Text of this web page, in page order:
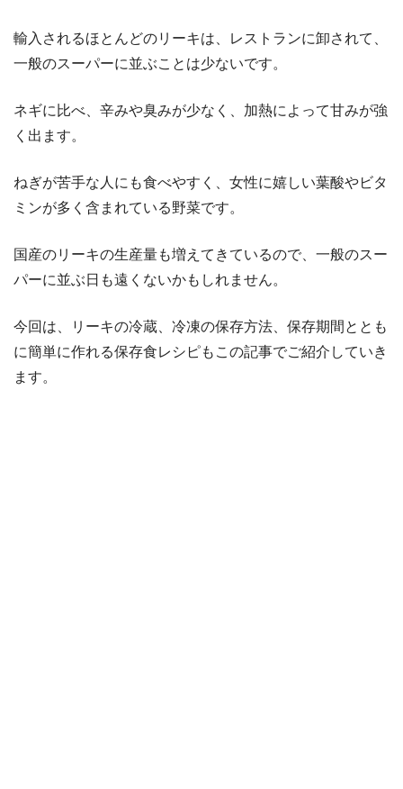
輸入されるほとんどのリーキは、レストランに卸されて、
一般のスーパーに並ぶことは少ないです。
ネギに比べ、辛みや臭みが少なく、加熱によって甘みが強
く出ます。
ねぎが苦手な人にも食べやすく、女性に嬉しい葉酸やビタ
ミンが多く含まれている野菜です。
国産のリーキの生産量も増えてきているので、一般のスー
パーに並ぶ日も遠くないかもしれません。
今回は、リーキの冷蔵、冷凍の保存方法、保存期間ととも
に簡単に作れる保存食レシピもこの記事でご紹介していき
ます。